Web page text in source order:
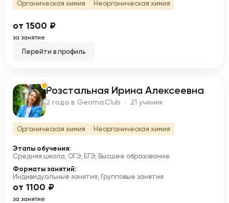
Органическая химия Неорганическая химия
от 1500 ₽
за занятие
Перейти в профиль
Р Розстальная Ирина Алексеевна
2 года в Geoma.Club · 21 ученик
Органическая химия Неорганическая химия
Этапы обучения:
Средняя школа, ОГЭ, ЕГЭ, Высшее образование
Форматы занятий:
Индивидуальные занятия, Групповые занятия
от 1100 ₽
за занятие